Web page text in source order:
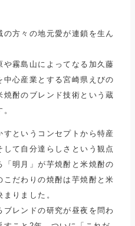
方々の地元愛が連鎖を生ん
霧島山によってなる加久藤
心産業とする宮崎県えびの
酎のブレンド技術という蔵
というコンセプトから特産
て自分達らしさという観点
明月」が芋焼酎と米焼酎の
だわりの焼酎は芋焼酎と米
りました。
レンドの研究が昼夜を問わ